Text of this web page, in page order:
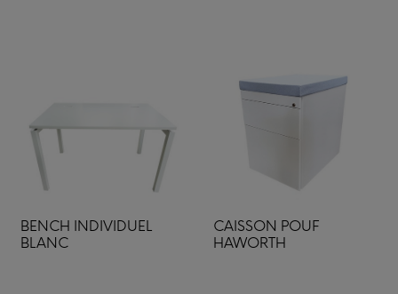
BENCH INDIVIDUEL
BLANC
CAISSON POUF
HAWORTH